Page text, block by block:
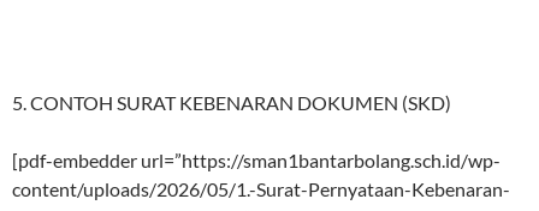
5. CONTOH SURAT KEBENARAN DOKUMEN (SKD)
[pdf-embedder url=”https://sman1bantarbolang.sch.id/wp-
content/uploads/2026/05/1.-Surat-Pernyataan-Kebenaran-